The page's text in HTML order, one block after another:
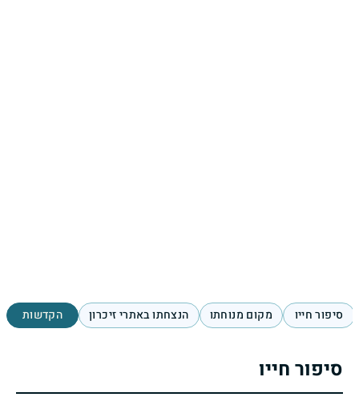
סיפור חייו מקום מנוחתו הנצחתו באתרי זיכרון הקדשות
סיפור חייו